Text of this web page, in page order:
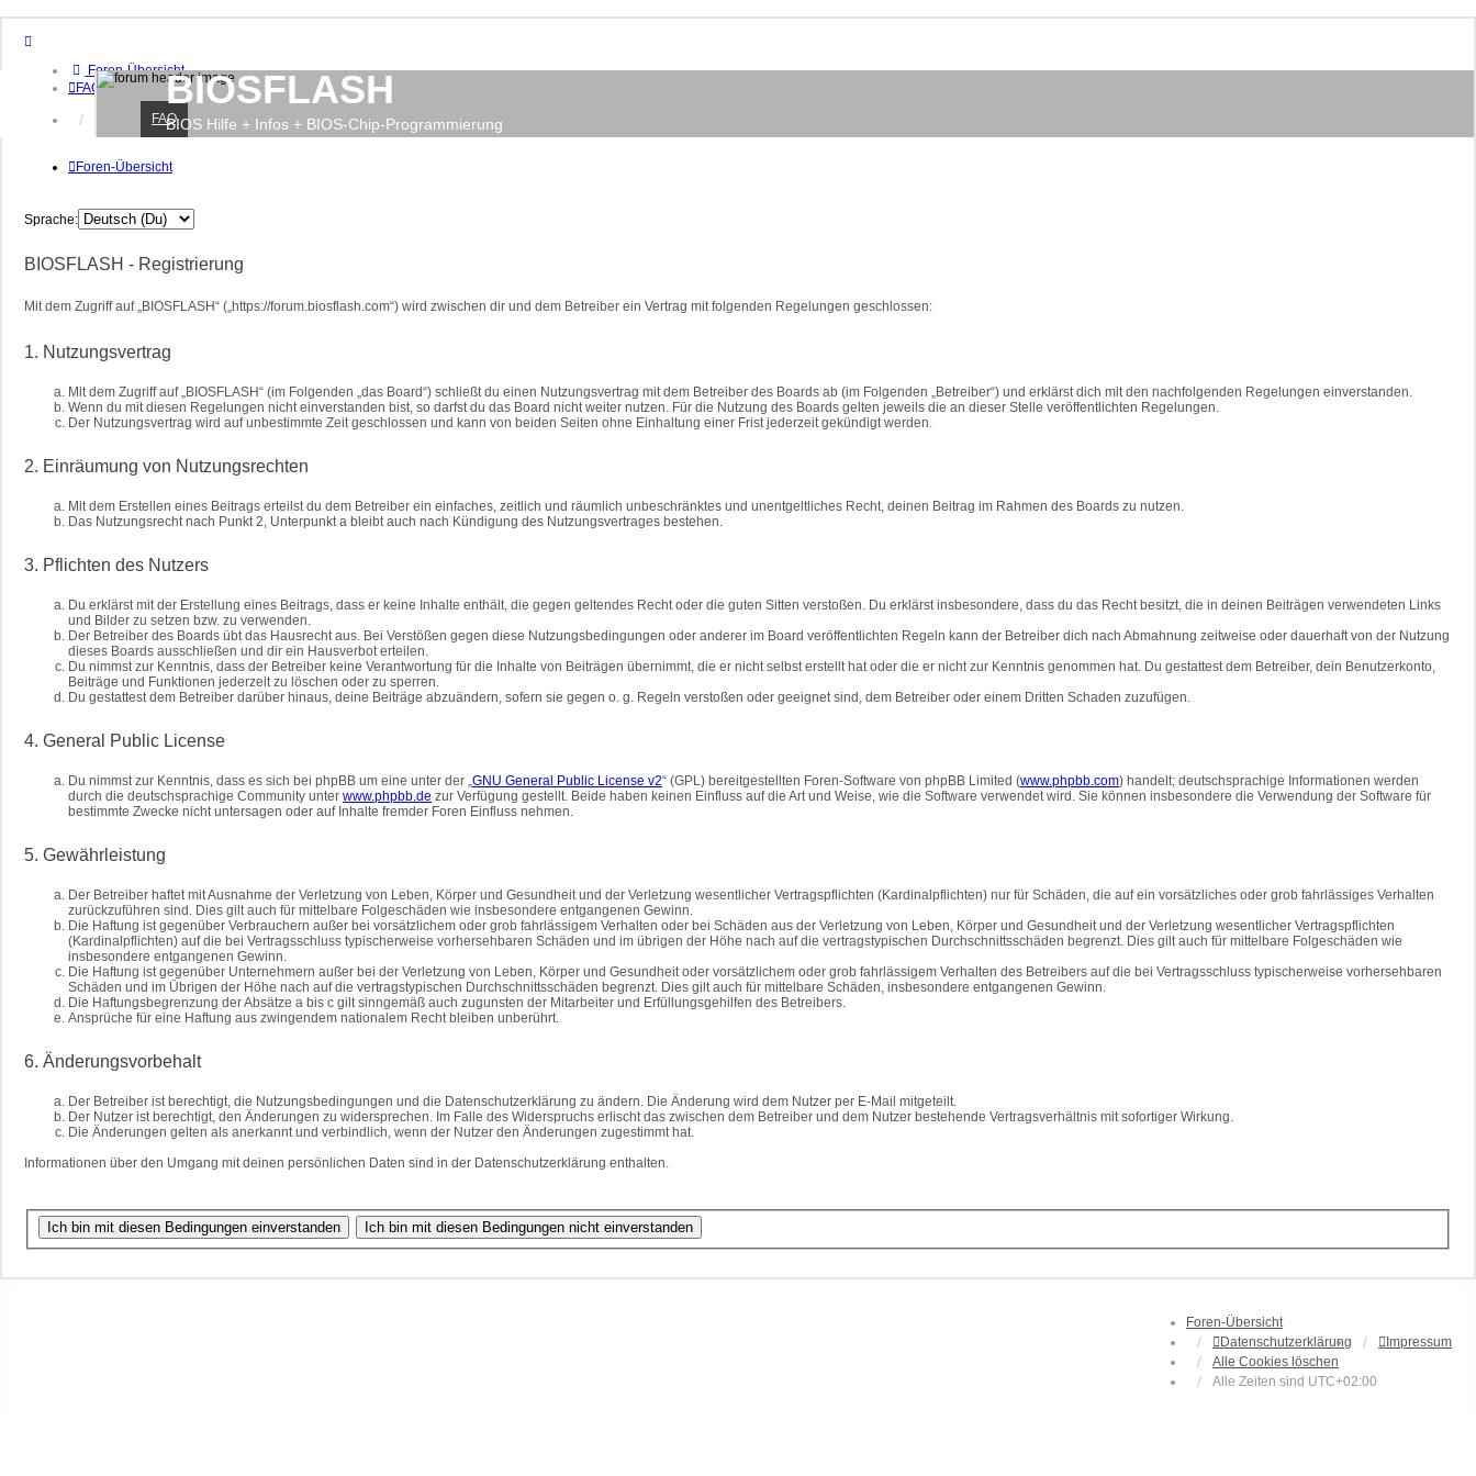
Foren-Übersicht
FAQ
Anmelden
BIOSFLASH
BIOS Hilfe + Infos + BIOS-Chip-Programmierung
FAQ
Foren-Übersicht
Sprache:
BIOSFLASH - Registrierung
Mit dem Zugriff auf „BIOSFLASH“ („https://forum.biosflash.com“) wird zwischen dir und dem Betreiber ein Vertrag mit folgenden Regelungen geschlossen:
1. Nutzungsvertrag
Mit dem Zugriff auf „BIOSFLASH“ (im Folgenden „das Board“) schließt du einen Nutzungsvertrag mit dem Betreiber des Boards ab (im Folgenden „Betreiber“) und erklärst dich mit den nachfolgenden Regelungen einverstanden.
Wenn du mit diesen Regelungen nicht einverstanden bist, so darfst du das Board nicht weiter nutzen. Für die Nutzung des Boards gelten jeweils die an dieser Stelle veröffentlichten Regelungen.
Der Nutzungsvertrag wird auf unbestimmte Zeit geschlossen und kann von beiden Seiten ohne Einhaltung einer Frist jederzeit gekündigt werden.
2. Einräumung von Nutzungsrechten
Mit dem Erstellen eines Beitrags erteilst du dem Betreiber ein einfaches, zeitlich und räumlich unbeschränktes und unentgeltliches Recht, deinen Beitrag im Rahmen des Boards zu nutzen.
Das Nutzungsrecht nach Punkt 2, Unterpunkt a bleibt auch nach Kündigung des Nutzungsvertrages bestehen.
3. Pflichten des Nutzers
Du erklärst mit der Erstellung eines Beitrags, dass er keine Inhalte enthält, die gegen geltendes Recht oder die guten Sitten verstoßen. Du erklärst insbesondere, dass du das Recht besitzt, die in deinen Beiträgen verwendeten Links
und Bilder zu setzen bzw. zu verwenden.
Der Betreiber des Boards übt das Hausrecht aus. Bei Verstößen gegen diese Nutzungsbedingungen oder anderer im Board veröffentlichten Regeln kann der Betreiber dich nach Abmahnung zeitweise oder dauerhaft von der Nutzung
dieses Boards ausschließen und dir ein Hausverbot erteilen.
Du nimmst zur Kenntnis, dass der Betreiber keine Verantwortung für die Inhalte von Beiträgen übernimmt, die er nicht selbst erstellt hat oder die er nicht zur Kenntnis genommen hat. Du gestattest dem Betreiber, dein Benutzerkonto,
Beiträge und Funktionen jederzeit zu löschen oder zu sperren.
Du gestattest dem Betreiber darüber hinaus, deine Beiträge abzuändern, sofern sie gegen o. g. Regeln verstoßen oder geeignet sind, dem Betreiber oder einem Dritten Schaden zuzufügen.
4. General Public License
Du nimmst zur Kenntnis, dass es sich bei phpBB um eine unter der „GNU General Public License v2“ (GPL) bereitgestellten Foren-Software von phpBB Limited (www.phpbb.com) handelt; deutschsprachige Informationen werden
durch die deutschsprachige Community unter www.phpbb.de zur Verfügung gestellt. Beide haben keinen Einfluss auf die Art und Weise, wie die Software verwendet wird. Sie können insbesondere die Verwendung der Software für
bestimmte Zwecke nicht untersagen oder auf Inhalte fremder Foren Einfluss nehmen.
5. Gewährleistung
Der Betreiber haftet mit Ausnahme der Verletzung von Leben, Körper und Gesundheit und der Verletzung wesentlicher Vertragspflichten (Kardinalpflichten) nur für Schäden, die auf ein vorsätzliches oder grob fahrlässiges Verhalten
zurückzuführen sind. Dies gilt auch für mittelbare Folgeschäden wie insbesondere entgangenen Gewinn.
Die Haftung ist gegenüber Verbrauchern außer bei vorsätzlichem oder grob fahrlässigem Verhalten oder bei Schäden aus der Verletzung von Leben, Körper und Gesundheit und der Verletzung wesentlicher Vertragspflichten
(Kardinalpflichten) auf die bei Vertragsschluss typischerweise vorhersehbaren Schäden und im übrigen der Höhe nach auf die vertragstypischen Durchschnittsschäden begrenzt. Dies gilt auch für mittelbare Folgeschäden wie
insbesondere entgangenen Gewinn.
Die Haftung ist gegenüber Unternehmern außer bei der Verletzung von Leben, Körper und Gesundheit oder vorsätzlichem oder grob fahrlässigem Verhalten des Betreibers auf die bei Vertragsschluss typischerweise vorhersehbaren
Schäden und im Übrigen der Höhe nach auf die vertragstypischen Durchschnittsschäden begrenzt. Dies gilt auch für mittelbare Schäden, insbesondere entgangenen Gewinn.
Die Haftungsbegrenzung der Absätze a bis c gilt sinngemäß auch zugunsten der Mitarbeiter und Erfüllungsgehilfen des Betreibers.
Ansprüche für eine Haftung aus zwingendem nationalem Recht bleiben unberührt.
6. Änderungsvorbehalt
Der Betreiber ist berechtigt, die Nutzungsbedingungen und die Datenschutzerklärung zu ändern. Die Änderung wird dem Nutzer per E-Mail mitgeteilt.
Der Nutzer ist berechtigt, den Änderungen zu widersprechen. Im Falle des Widerspruchs erlischt das zwischen dem Betreiber und dem Nutzer bestehende Vertragsverhältnis mit sofortiger Wirkung.
Die Änderungen gelten als anerkannt und verbindlich, wenn der Nutzer den Änderungen zugestimmt hat.
Informationen über den Umgang mit deinen persönlichen Daten sind in der Datenschutzerklärung enthalten.
Foren-Übersicht
Datenschutzerklärung
Impressum
Alle Cookies löschen
Alle Zeiten sind UTC+02:00